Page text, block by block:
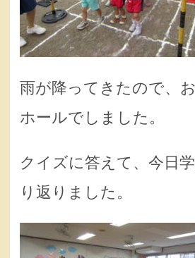
雨が降ってきたので、
ホールでしました。
クイズに答えて、今日
り返りました。